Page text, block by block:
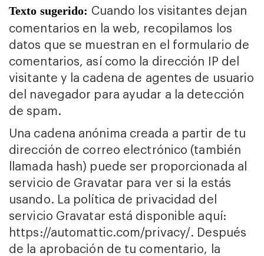
Texto sugerido: Cuando los visitantes dejan
comentarios en la web, recopilamos los
datos que se muestran en el formulario de
comentarios, así como la dirección IP del
visitante y la cadena de agentes de usuario
del navegador para ayudar a la detección
de spam.
Una cadena anónima creada a partir de tu
dirección de correo electrónico (también
llamada hash) puede ser proporcionada al
servicio de Gravatar para ver si la estás
usando. La política de privacidad del
servicio Gravatar está disponible aquí:
https://automattic.com/privacy/. Después
de la aprobación de tu comentario, la